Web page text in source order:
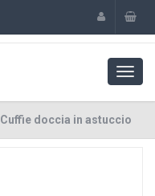
Cuffie doccia in astuccio